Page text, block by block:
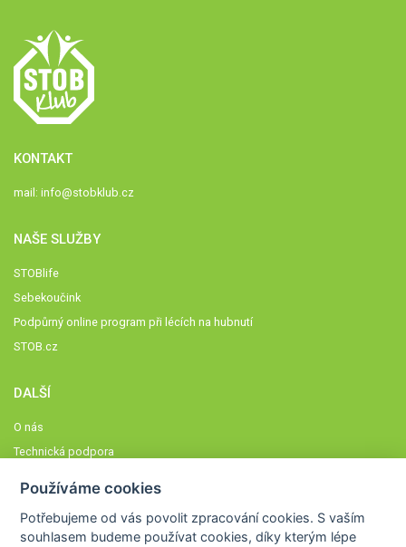
KONTAKT
mail: info@stobklub.cz
NAŠE SLUŽBY
STOBlife
Sebekoučink
Podpůrný online program při lécích na hubnutí
STOB.cz
DALŠÍ
O nás
Technická podpora
Členové STOBklubu
Používáme cookies
Potřebujeme od vás povolit zpracování cookies. S vaším
souhlasem budeme používat cookies, díky kterým lépe